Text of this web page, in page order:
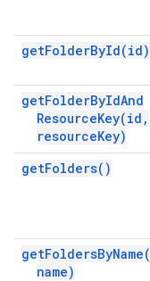
getFolderById(id)
getFolderByIdAnd
ResourceKey(id ,
resourceKey)
getFolders( )
getFoldersByName(
name)